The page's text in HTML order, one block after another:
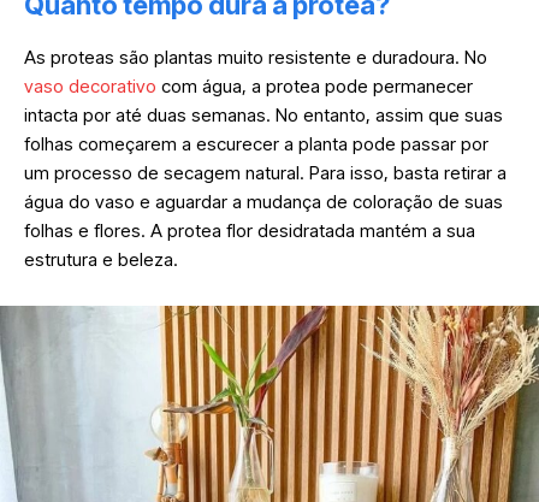
As proteas são plantas muito resistente e duradoura. No
vaso decorativo com água, a protea pode permanecer
intacta por até duas semanas. No entanto, assim que suas
folhas começarem a escurecer a planta pode passar por
um processo de secagem natural. Para isso, basta retirar a
água do vaso e aguardar a mudança de coloração de suas
folhas e flores. A protea flor desidratada mantém a sua
estrutura e beleza.